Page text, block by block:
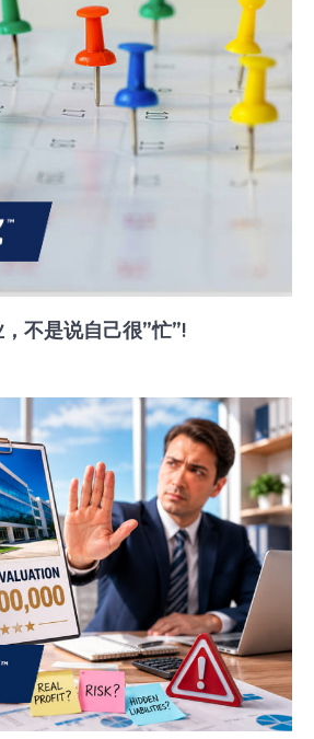
不是说自己很”忙”!